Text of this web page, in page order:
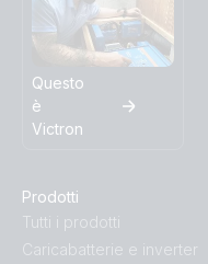
Orion-Tr Smart
Orion-Tr Smart 48/
Orion-Tr Smart 48/
Orion-Tr Smart
Questo
è
Victron
Prodotti
Tutti i prodotti
Caricabatterie e inverter